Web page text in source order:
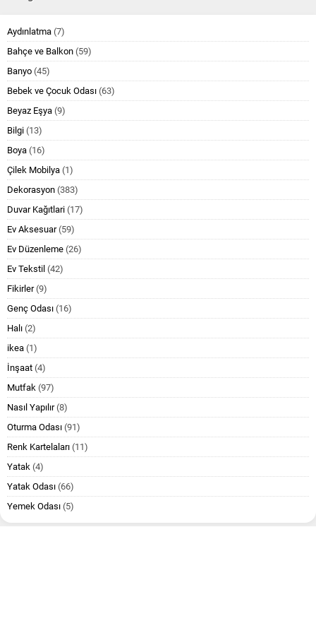
Aydınlatma (7)
Bahçe ve Balkon (59)
Banyo (45)
Bebek ve Çocuk Odası (63)
Beyaz Eşya (9)
Bilgi (13)
Boya (16)
Çilek Mobilya (1)
Dekorasyon (383)
Duvar Kağıtlari (17)
Ev Aksesuar(59)
Ev Düzenleme (26)
Ev Tekstil (42)
Fikirler(9)
Genç Odası (16)
Halı (2)
ikea (1)
İnşaat (4)
Mutfak (97)
Nasıl Yapılır(8)
Oturma Odası (91)
Renk Kartelaları (11)
Yatak (4)
Yatak Odası (66)
Yemek Odası (5)